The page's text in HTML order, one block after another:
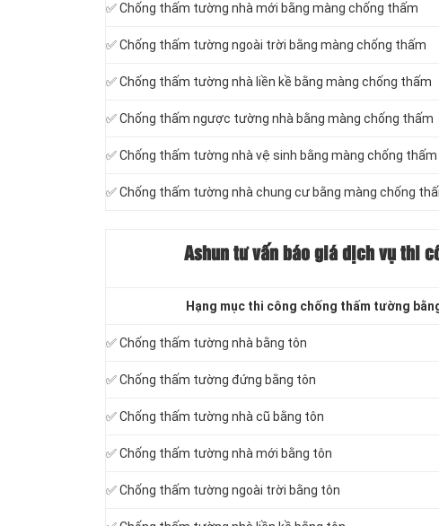
✅ Chống thấm tường nhà mới bằng màng chống thấm
✅ Chống thấm tường ngoài trời bằng màng chống thấm
✅ Chống thấm tường nhà liền kề bằng màng chống thấm
✅ Chống thấm ngược tường nhà bằng màng chống thấm
✅ Chống thấm tường nhà vệ sinh bằng màng chống thấm
✅ Chống thấm tường nhà chung cư bằng màng chống
Ashun tư vấn báogiá dịch vụ thi
Hạng mục thi công chống thấm tường
✅ Chống thấm tường nhà bằng tôn
✅ Chống thấm tường đứng bằng tôn
✅ Chống thấm tường nhà cũ bằng tôn
✅ Chống thấm tường nhà mới bằng tôn
✅ Chống thấm tường ngoài trời bằng tôn